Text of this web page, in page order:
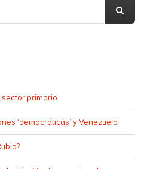
primario
‘democráticas’ y Venezuela